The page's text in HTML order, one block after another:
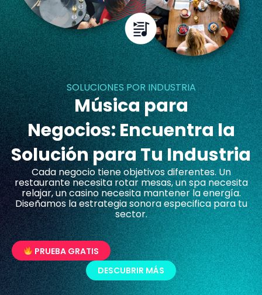
SOLUCIONES POR INDUSTRIA
Música para
Negocios: Encuentra la
Solución para Tu Industria
Cada negocio tiene objetivos diferentes. Un
restaurante necesita rotar mesas, un spa necesita
relajar, un casino necesita mantener la energía.
Diseñamos la estrategia sonora especifica para tu
sector.
PRUEBA GRATIS
DESCUBRIR MÁS